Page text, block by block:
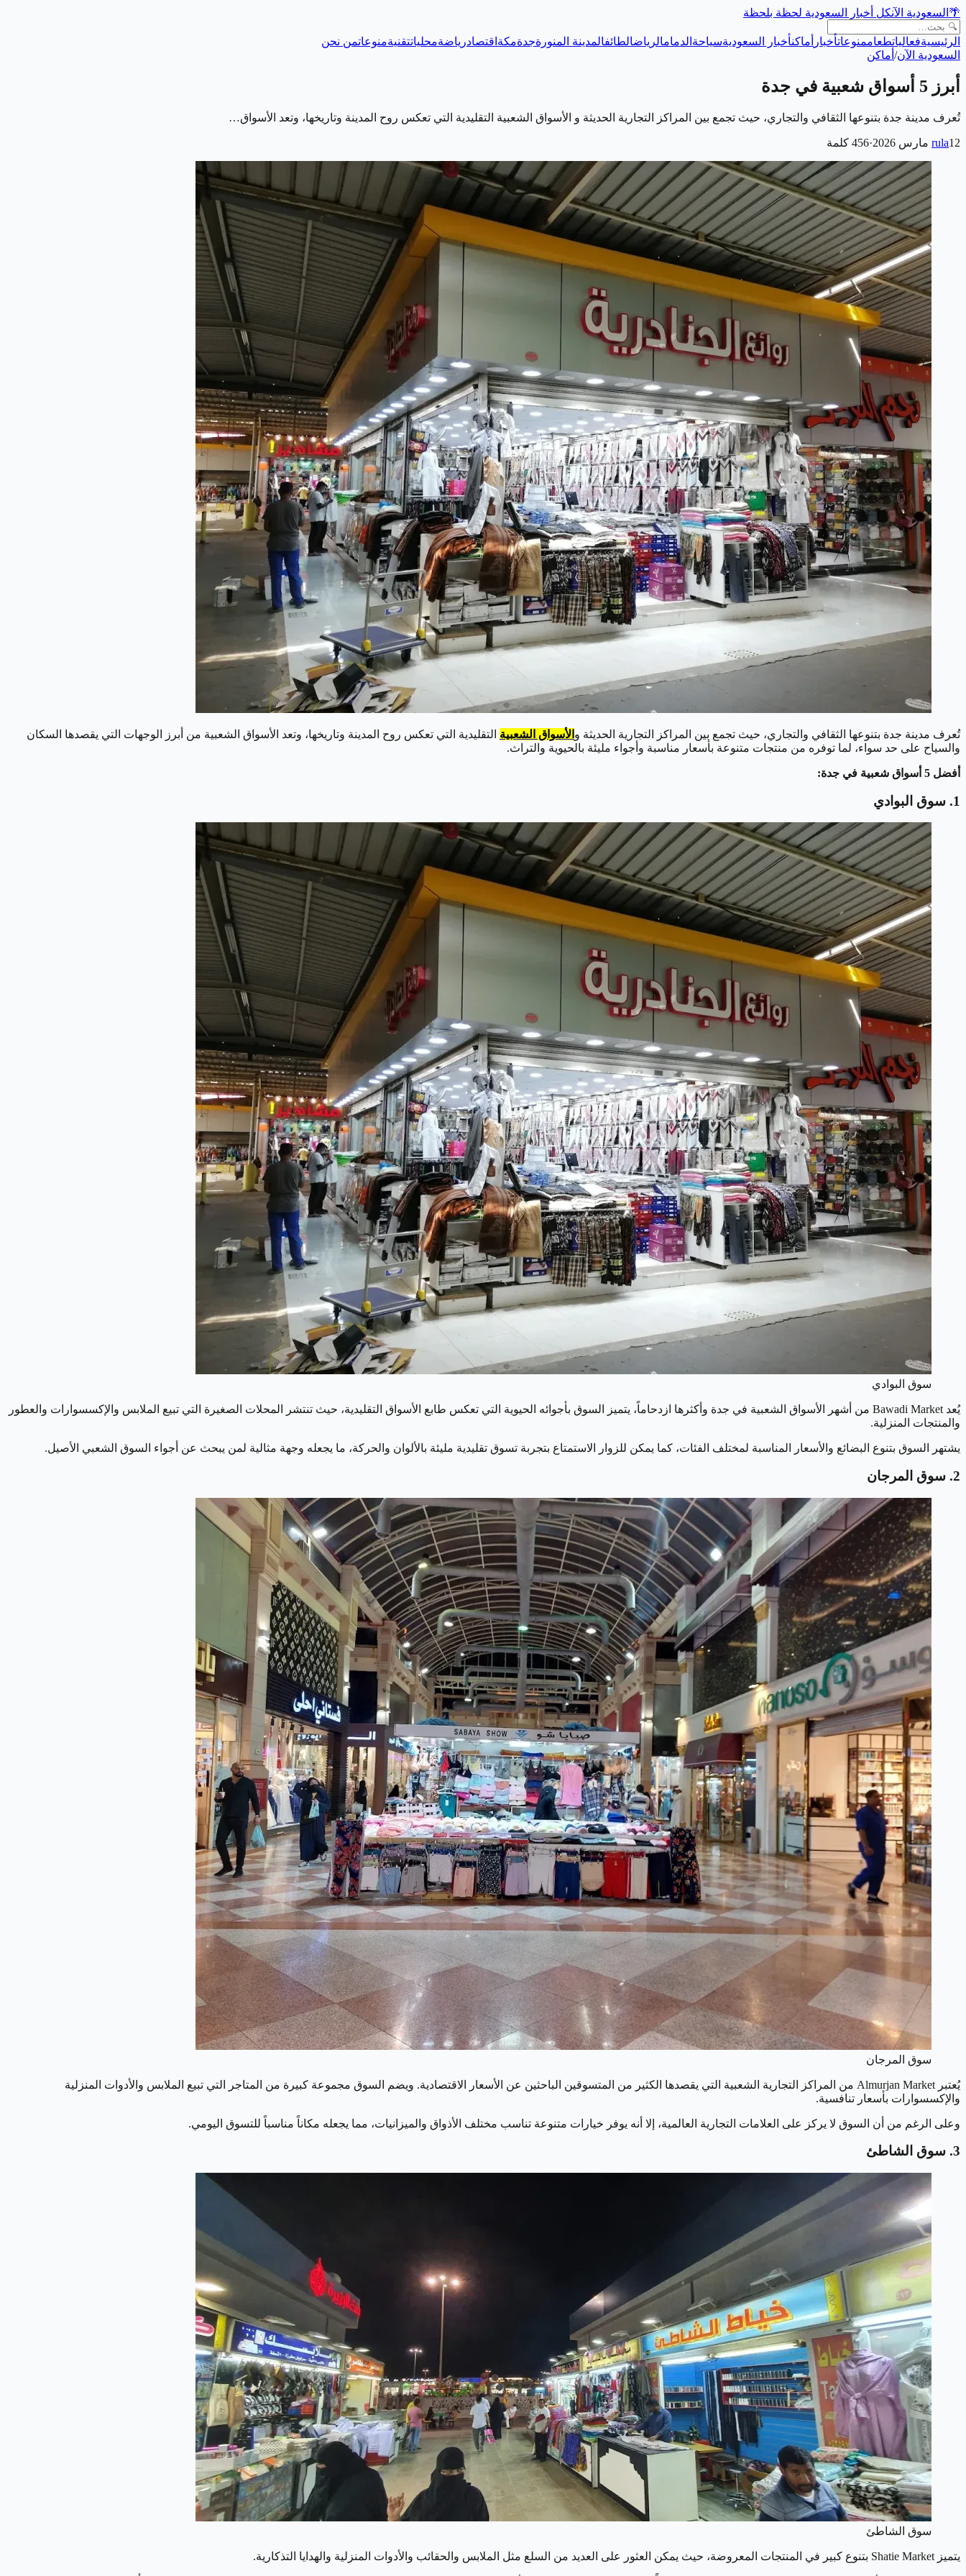
🌴 السعودية الآنكل أخبار السعودية لحظة بلحظة
الرئيسيةفعالياتطعاممنوعاتأخبار أماكنأخبار السعوديةسياحة الدمامالرياضالطائفالمدينة المنورةجدةمكة اقتصادرياضةمحلياتتقنيةمنوعاتمن نحن
السعودية الآن/ أماكن
أبرز 5 أسواق شعبية في جدة
تُعرف مدينة جدة بتنوعها الثقافي والتجاري، حيث تجمع بين المراكز التجارية الحديثة و الأسواق الشعبية التقليدية التي تعكس روح المدينة وتاريخها، وتعد الأسواق…
rula12 مارس 2026 ·
456 كلمة
تُعرف مدينة جدة بتنوعها الثقافي والتجاري، حيث تجمع بين المراكز التجارية الحديثة و الأسواق الشعبية التقليدية التي تعكس روح المدينة وتاريخها، وتعد الأسواق الشعبية من أبرز الوجهات التي يقصدها السكان
والسياح على حد سواء، لما توفره من منتجات متنوعة بأسعار مناسبة وأجواء مليئة بالحيوية والتراث.
أفضل 5 أسواق شعبية في جدة:
1. سوق البوادي
سوق البوادي
يُعد Bawadi Market من أشهر الأسواق الشعبية في جدة وأكثرها ازدحاماً، يتميز السوق بأجوائه الحيوية التي تعكس طابع الأسواق التقليدية، حيث تنتشر المحلات الصغيرة التي تبيع الملابس والإكسسوارات والعطور
والمنتجات المنزلية.
يشتهر السوق بتنوع البضائع والأسعار المناسبة لمختلف الفئات، كما يمكن للزوار الاستمتاع بتجربة تسوق تقليدية مليئة بالألوان والحركة، ما يجعله وجهة مثالية لمن يبحث عن أجواء السوق الشعبي الأصيل.
2. سوق المرجان
سوق المرجان
يُعتبر Almurjan Market من المراكز التجارية الشعبية التي يقصدها الكثير من المتسوقين الباحثين عن الأسعار الاقتصادية. ويضم السوق مجموعة كبيرة من المتاجر التي تبيع الملابس والأدوات المنزلية
والإكسسوارات بأسعار تنافسية.
وعلى الرغم من أن السوق لا يركز على العلامات التجارية العالمية، إلا أنه يوفر خيارات متنوعة تناسب مختلف الأذواق والميزانيات، مما يجعله مكاناً مناسباً للتسوق اليومي.
3. سوق الشاطئ
سوق الشاطئ
يتميز Shatie Market بتنوع كبير في المنتجات المعروضة، حيث يمكن العثور على العديد من السلع مثل الملابس والحقائب والأدوات المنزلية والهدايا التذكارية.